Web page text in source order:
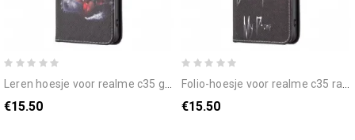
leren hoesje voor realme c35 gevaarlijke beer
€15.50
folio-hoesje voor realme c35 raak mijn telefoon niet aan
€15.50